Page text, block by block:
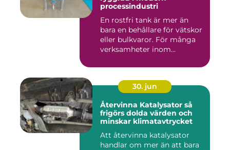
processindustri
En rostfri tank är mer än
bara en behållare för vätskor
eller bulkvaror. För många
verksamheter inom...
30. jun
Återvinna Katalysator så
frigörs dolda värden och
minskar klimatavtrycket
Att återvinna katalysator
handlar om mer än att bara